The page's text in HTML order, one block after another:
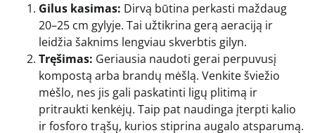
Gilus kasimas: Dirvą būtina perkasti maždaug
20–25 cm gylyje. Tai užtikrina gerą aeraciją ir
leidžia šaknims lengviau skverbtis gilyn.
Tręšimas: Geriausia naudoti gerai perpuvusį
kompostą arba brandų mėšlą. Venkite šviežio
mėšlo, nes jis gali paskatinti ligų plitimą ir
pritraukti kenkėjų. Taip pat naudinga įterpti kalio
ir fosforo trąšų, kurios stiprina augalo atsparumą.